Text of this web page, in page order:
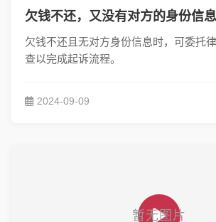
欠钱不还，又没有对方的身份信
欠钱不还且无对方身份信息时，可委托
查以完成起诉流程。
2024-09-09